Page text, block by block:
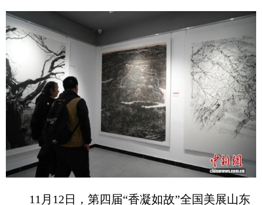
11月12日，第四届“香凝如故”全国美展山东